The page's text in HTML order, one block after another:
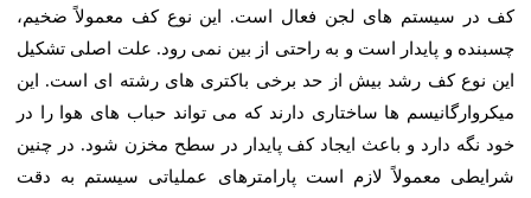
کف در سیستم های لجن فعال است. این نوع کف معمولاً ضخیم،
چسبنده و پایدار است و به راحتی از بین نمی رود. علت اصلی تشکیل
این نوع کف رشد بیش از حد برخی باکتری های رشته ای است. این
میکروارگانیسم ها ساختاری دارند که می تواند حباب های هوا را در
خود نگه دارد و باعث ایجاد کف پایدار در سطح مخزن شود. در چنین
شرایطی معمولاً لازم است پارامترهای عملیاتی سیستم به دقت